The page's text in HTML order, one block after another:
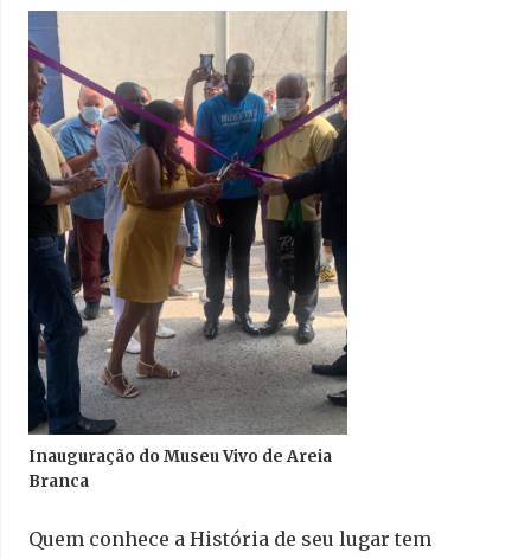
Inauguração do Museu Vivo de Areia
Branca
Quem conhece a História de seu lugar tem